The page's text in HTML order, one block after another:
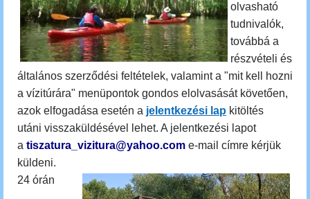
olvasható
tudnivalók,
továbbá a
részvételi és
általános szerződési feltételek, valamint a "mit kell hozni
a vízitúrára" menüpontok gondos elolvasását követően,
azok elfogadása esetén a jelentkezési lap kitöltés
utáni visszaküldésével lehet. A jelentkezési lapot
a tiszatura_vizitura@yahoo.com e-mail címre kérjük
küldeni.
24 órán